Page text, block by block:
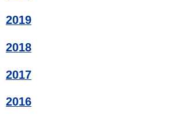
2019
2018
2017
2016